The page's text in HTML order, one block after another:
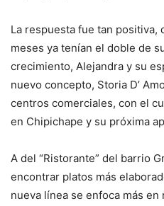
La respuesta fue tan positiva,
meses ya tenían el doble de
crecimiento, Alejandra y su
nuevo concepto, Storia D’
centros comerciales, con el
en Chipichape y su próxima
A del “Ristorante” del barrio
encontrar platos más
nueva línea se enfoca más